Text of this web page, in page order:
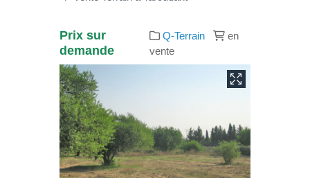
Prix sur
demande
Q-Terrain
en
vente